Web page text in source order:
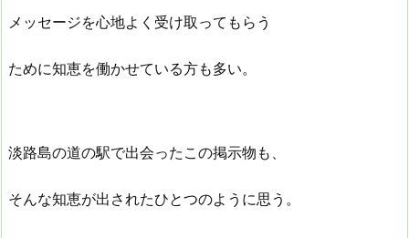
メッセージを心地よく受け取ってもらう
ために知恵を働かせている方も多い。
淡路島の道の駅で出会ったこの掲示物も、
そんな知恵が出されたひとつのように思う。